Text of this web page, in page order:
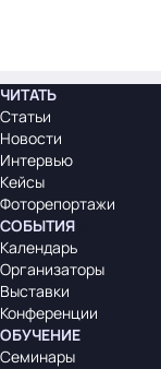
ЧИТАТЬ
Статьи
Новости
Интервью
Кейсы
Фоторепортажи
СОБЫТИЯ
Календарь
Организаторы
Выставки
Конференции
ОБУЧЕНИЕ
Семинары